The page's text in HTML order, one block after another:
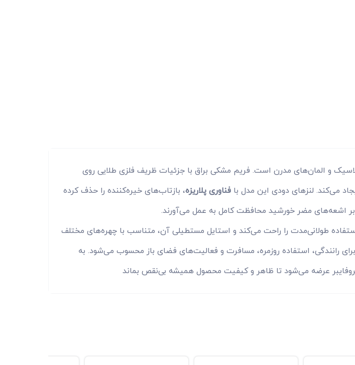
و المان‌های مدرن است. فریم مشکی براق با جزئیات ظریف فلزی طلایی روی
می‌کند. لنزهای دودی این مدل با فناوری پلاریزه، بازتاب‌های خیره‌کننده را حذف کرده
اشعه‌های مضر خورشید محافظت کامل به عمل می‌آورند.
طولانی‌مدت را راحت می‌کند و استایل مستطیلی آن، متناسب با چهره‌های مختلف
رانندگی، استفاده روزمره، مسافرت و فعالیت‌های فضای باز محسوب می‌شود. به
عرضه می‌شود تا ظاهر و کیفیت محصول همیشه بی‌نقص بماند